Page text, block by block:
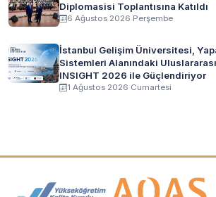
Diplomasisi Toplantısına Katıldı
6 Ağustos 2026 Perşembe
İstanbul Gelişim Üniversitesi,
Sistemleri Alanındaki
INSIGHT 2026 ile Güçlendiriyor
1 Ağustos 2026 Cumartesi
Akreditasyon ve Üyelik